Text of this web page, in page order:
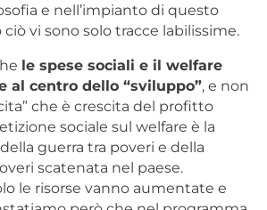
e nell’impianto di questo
vi sono solo tracce labilissime.
le spese sociali e il welfare
al centro dello “sviluppo”, e non
che è crescita del profitto
sociale sul welfare è la
guerra tra poveri e della
scatenata nel paese.
le risorse vanno aumentate e